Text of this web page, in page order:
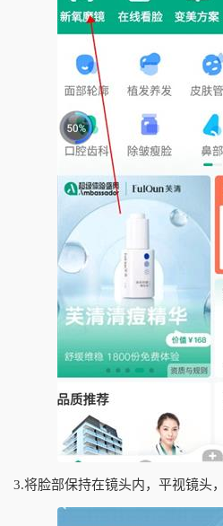
3.将脸部保持在镜头内，平视镜头